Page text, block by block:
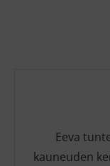
Eeva
kauneuden